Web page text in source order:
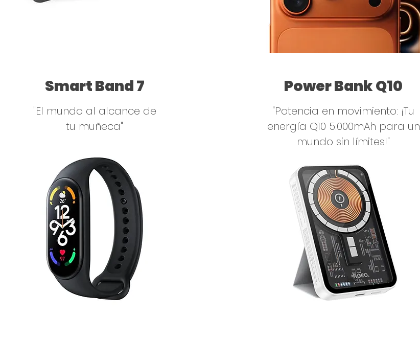
Smart Band 7
"El mundo al alcance de
tu muñeca"
Power Bank Q10
"Potencia en movimiento: ¡Tu
energía Q10 5.000mAh para un
mundo sin límites!"